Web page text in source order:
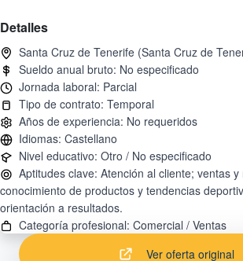
Detalles
Aptitudes clave: Atención al cliente; ventas
conocimiento de productos y tendencias
Ver oferta original